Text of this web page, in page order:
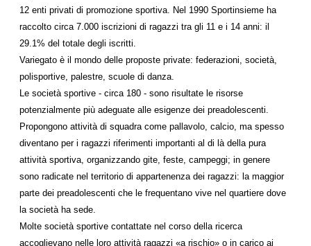
12 enti privati di promozione sportiva. Nel 1990 Sportinsieme ha
raccolto circa 7.000 iscrizioni di ragazzi tra gli 11 e i 14 anni: il
29.1% del totale degli iscritti.
Variegato è il mondo delle proposte private: federazioni, società,
polisportive, palestre, scuole di danza.
Le società sportive - circa 180 - sono risultate le risorse
potenzialmente più adeguate alle esigenze dei preadolescenti.
Propongono attività di squadra come pallavolo, calcio, ma spesso
diventano per i ragazzi riferimenti importanti al di là della pura
attività sportiva, organizzando gite, feste, campeggi; in genere
sono radicate nel territorio di appartenenza dei ragazzi: la maggior
parte dei preadolescenti che le frequentano vive nel quartiere dove
la società ha sede.
Molte società sportive contattate nel corso della ricerca
accoglievano nelle loro attività ragazzi «a rischio» o in carico ai